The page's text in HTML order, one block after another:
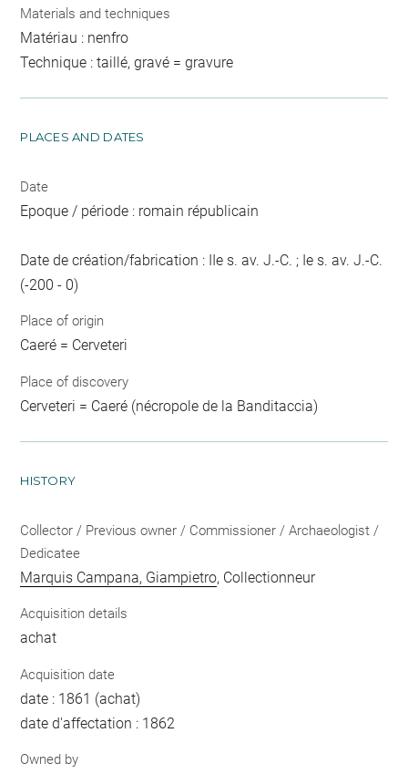
Materials and techniques
Matériau : nenfro
Technique : taillé, gravé = gravure
PLACES AND DATES
Date
Epoque / période : romain républicain
Date de création/fabrication : IIe s. av. J.-C. ; Ie s. av. J.-C.
(-200 - 0)
Place of origin
Caeré = Cerveteri
Place of discovery
Cerveteri = Caeré (nécropole de la Banditaccia)
HISTORY
Collector / Previous owner / Commissioner / Archaeologist /
Dedicatee
Marquis Campana, Giampietro, Collectionneur
Acquisition details
achat
Acquisition date
date : 1861 (achat)
date d'affectation : 1862
Owned by